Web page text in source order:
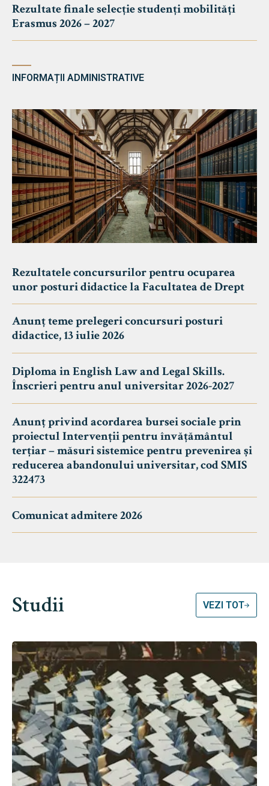
Rezultate finale selecție studenți mobilități
Erasmus 2026 – 2027
INFORMAȚII ADMINISTRATIVE
Rezultatele concursurilor pentru ocuparea
unor posturi didactice la Facultatea de Drept
Anunț teme prelegeri concursuri posturi
didactice, 13 iulie 2026
Diploma in English Law and Legal Skills.
Înscrieri pentru anul universitar 2026-2027
Anunț privind acordarea bursei sociale prin
proiectul Intervenții pentru învățământul
terțiar – măsuri sistemice pentru prevenirea și
reducerea abandonului universitar, cod SMIS
322473
Comunicat admitere 2026
Studii VEZI TOT